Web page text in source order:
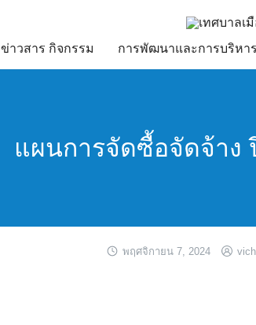
ข่าวสาร กิจกรรม การพัฒนาและการบริหาร
แผนการจัดซื้อจัดจ้าง
พฤศจิกายน 7, 2024